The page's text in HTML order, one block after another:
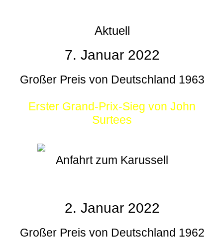
Aktuell
7. Januar 2022
Großer Preis von Deutschland 1963
Erster Grand-Prix-Sieg von John
Surtees
Anfahrt zum Karussell
2. Januar 2022
Großer Preis von Deutschland 1962